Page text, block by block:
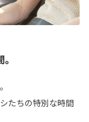
たちの特別な時間